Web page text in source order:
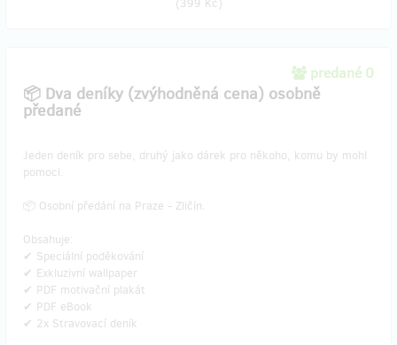
(399 Kč)
predané 0
📦 Dva deníky (zvýhodněná cena) osobně
předané
Jeden deník pro sebe, druhý jako dárek pro někoho, komu by mohl
pomoci.
📦 Osobní předání na Praze - Zličín.
Obsahuje:
✔ Speciální poděkování
✔ Exkluzivní wallpaper
✔ PDF motivační plakát
✔ PDF eBook
✔ 2x Stravovací deník